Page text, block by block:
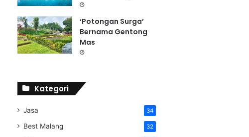
‘Potongan Surga’
Bernama Gentong
Mas
Kategori
Jasa 34
Best Malang 32